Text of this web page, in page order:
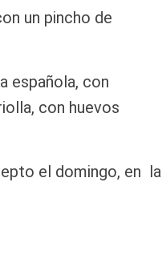
un pincho de
española, con
con huevos
el domingo, en la